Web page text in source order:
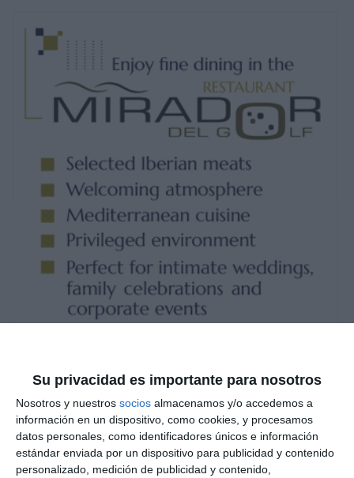
Su privacidad es importante para nosotros
Nosotros y nuestros socios almacenamos y/o accedemos a
información en un dispositivo, como cookies, y procesamos
datos personales, como identificadores únicos e información
estándar enviada por un dispositivo para publicidad y contenido
personalizado, medición de publicidad y contenido,